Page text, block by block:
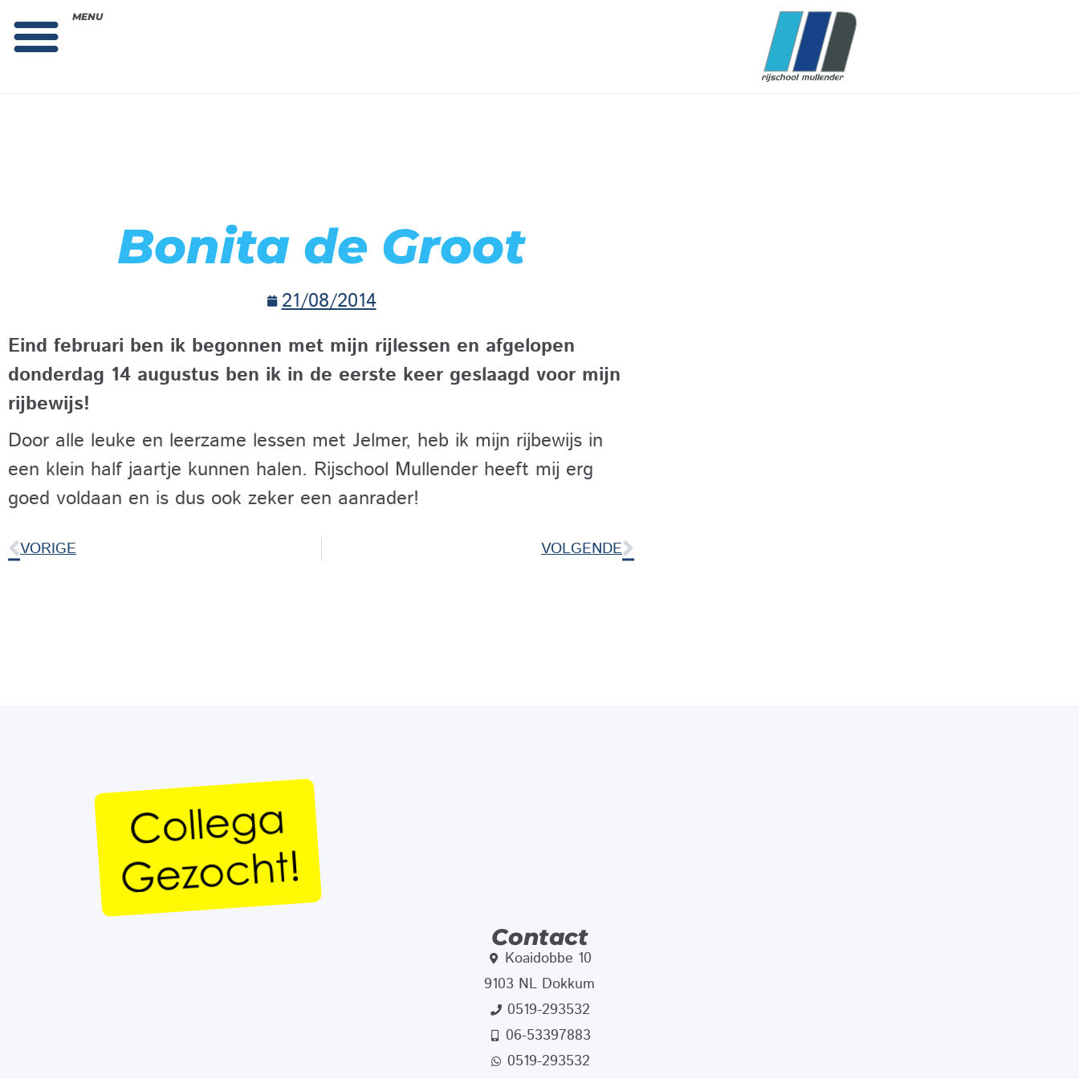
MENU
Bonita de Groot
21/08/2014
Eind februari ben ik begonnen met mijn rijlessen en afgelopen
donderdag 14 augustus ben ik in de eerste keer geslaagd voor mijn
rijbewijs!
Door alle leuke en leerzame lessen met Jelmer, heb ik mijn rijbewijs in
een klein half jaartje kunnen halen. Rijschool Mullender heeft mij erg
goed voldaan en is dus ook zeker een aanrader!
VORIGE VOLGENDE
Contact
Koaidobbe 10
9103 NL Dokkum
0519-293532
06-53397883
0519-293532